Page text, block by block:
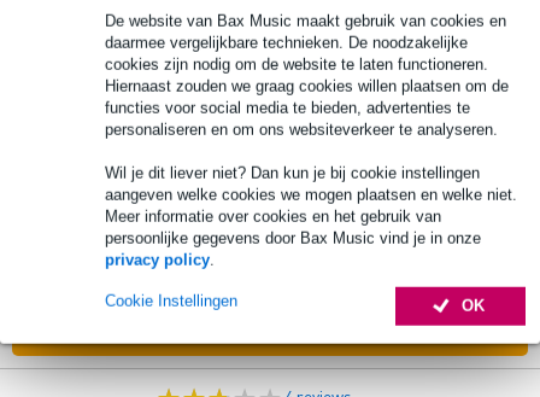
De website van Bax Music maakt gebruik van cookies en
daarmee vergelijkbare technieken. De noodzakelijke
cookies zijn nodig om de website te laten functioneren.
Hiernaast zouden we graag cookies willen plaatsen om de
functies voor social media te bieden, advertenties te
personaliseren en om ons websiteverkeer te analyseren.
Wil je dit liever niet? Dan kun je bij cookie instellingen
aangeven welke cookies we mogen plaatsen en welke niet.
Meer informatie over cookies en het gebruik van
persoonlijke gegevens door Bax Music vind je in onze
privacy policy.
OK
Cookie Instellingen
In mijn winkelwagen
1 review
altsaxofoon
Adviesprijs € 188,- € 139,-